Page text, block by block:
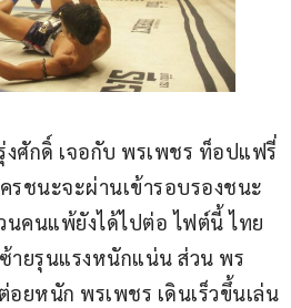
ศักดิ์ เจอกับ พรเพชร ท็อปแฟรี่
รชนะจะผ่านเข้ารอบรองชนะ
นคนแพ้ยังได้ไปต่อ ไฟต์นี้ ไทย
ายรุนแรงหนักแน่น ส่วน พร
อยหนัก พรเพชร เดินเร็วขึ้นเล่น